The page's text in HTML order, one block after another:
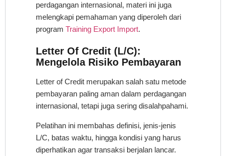
perdagangan internasional, materi ini juga
melengkapi pemahaman yang diperoleh dari
program Training Export Import.
Letter Of Credit (L/C):
Mengelola Risiko Pembayaran
Letter of Credit merupakan salah satu metode
pembayaran paling aman dalam perdagangan
internasional, tetapi juga sering disalahpahami.
Pelatihan ini membahas definisi, jenis-jenis
L/C, batas waktu, hingga kondisi yang harus
diperhatikan agar transaksi berjalan lancar.